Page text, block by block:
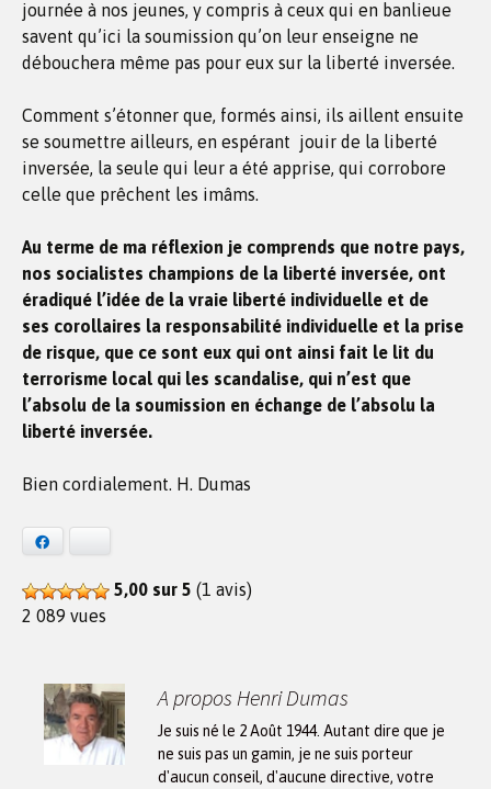
journée à nos jeunes, y compris à ceux qui en banlieue
savent qu’ici la soumission qu’on leur enseigne ne
débouchera même pas pour eux sur la liberté inversée.
Comment s’étonner que, formés ainsi, ils aillent ensuite
se soumettre ailleurs, en espérant jouir de la liberté
inversée, la seule qui leur a été apprise, qui corrobore
celle que prêchent les imâms.
Au terme de ma réflexion je comprends que notre pays,
nos socialistes champions de la liberté inversée, ont
éradiqué l’idée de la vraie liberté individuelle et de
ses corollaires la responsabilité individuelle et la prise
de risque, que ce sont eux qui ont ainsi fait le lit du
terrorisme local qui les scandalise, qui n’est que
l’absolu de la soumission en échange de l’absolu la
liberté inversée.
Bien cordialement. H. Dumas
5,00 sur 5 (1 avis)
2 089 vues
A propos Henri Dumas
Je suis né le 2 Août 1944. Autant dire que je
ne suis pas un gamin, je ne suis porteur
d'aucun conseil, d'aucune directive, votre